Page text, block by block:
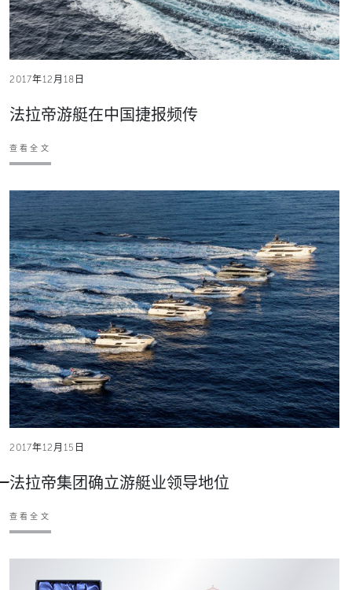
2017年12月18日
法拉帝游艇在中国捷报频传
查看全文
2017年12月15日
法拉帝集团确立游艇业领导地位
查看全文